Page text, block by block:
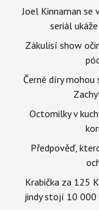
Joel Kinnaman se
seriál
Zákulisí show
Černé díry
Octomilky v
Předpověď,
Krabička za 125
jindy stojí 10 000